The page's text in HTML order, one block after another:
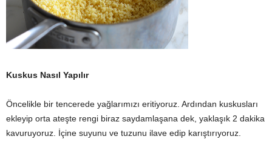
Kuskus Nasıl Yapılır
Öncelikle bir tencerede yağlarımızı eritiyoruz. Ardından kuskusları
ekleyip orta ateşte rengi biraz saydamlaşana dek, yaklaşık 2 dakika
kavuruyoruz. İçine suyunu ve tuzunu ilave edip karıştırıyoruz.